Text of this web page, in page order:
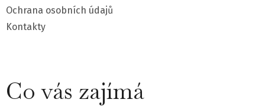
Ochrana osobních údajů
Kontakty
Co vás zajímá